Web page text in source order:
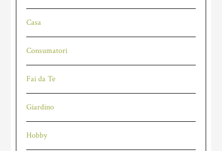
Casa
Consumatori
Fai da Te
Giardino
Hobby